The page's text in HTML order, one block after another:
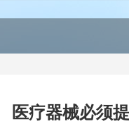
医疗器械必须